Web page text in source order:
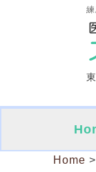
Home >